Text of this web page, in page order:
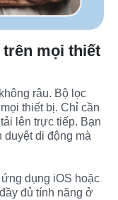
mọi thiết
râu. Bộ lọc
thiết bị. Chỉ cần
lên trực tiếp. Bạn
duyệt di động mà
dụng iOS hoặc
đủ tính năng ở